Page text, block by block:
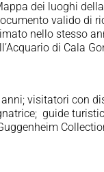
dei luoghi
valido di
nello stesso
di Cala
visitatori con
guide